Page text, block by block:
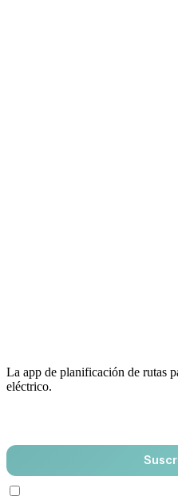
La app de planificación de rutas
eléctrico.